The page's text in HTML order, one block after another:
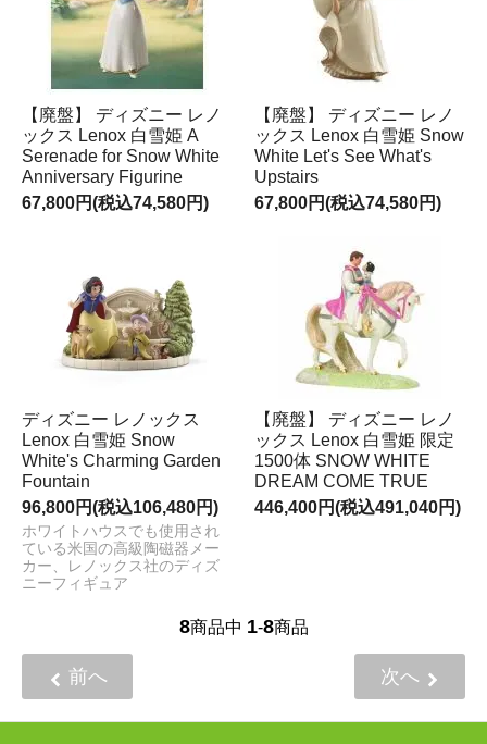
【廃盤】 ディズニー レノ
ックス Lenox 白雪姫 A
Serenade for Snow White
Anniversary Figurine
67,800円(税込74,580円)
【廃盤】 ディズニー レノ
ックス Lenox 白雪姫 Snow
White Let's See What's
Upstairs
67,800円(税込74,580円)
ディズニー レノックス
Lenox 白雪姫 Snow
White's Charming Garden
Fountain
96,800円(税込106,480円)
ホワイトハウスでも使用され
ている米国の高級陶磁器メー
カー、レノックス社のディズ
ニーフィギュア
【廃盤】 ディズニー レノ
ックス Lenox 白雪姫 限定
1500体 SNOW WHITE
DREAM COME TRUE
446,400円(税込491,040円)
8商品中 1-8商品
前へ 次へ